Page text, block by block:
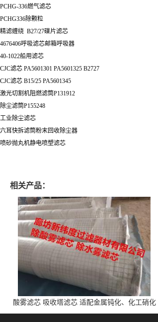
PCHG-336燃气滤芯
PCHG336除颗粒
精滤缠绕 B27/27碟片滤芯
4676406呼吸滤芯邮箱呼吸器
40-1022船用滤芯
CJC滤芯 PA5601301 PA5601325 B2727
CJC滤芯 B15/25 PA5601345
激光切割机阻燃滤筒P131912
除尘滤筒P155248
工业除尘滤芯
六耳快拆滤筒粉末回收除尘器
喷砂抛丸机静电喷塑滤芯
相关产品：
酸雾滤芯 吸收塔滤芯 适配金属钝化、化工硝化
的酸雾